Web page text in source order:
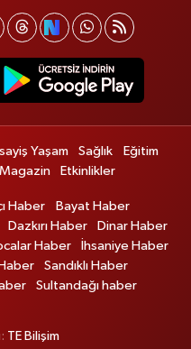
Yaşam Sağlık
Eğitim
Magazin Etkinlikler
Haber
Bayat Haber
Dazkırı Haber
Dinar Haber
Haber
İhsaniye Haber
Sandıklı Haber
Sultandağı haber
TE Bilişim